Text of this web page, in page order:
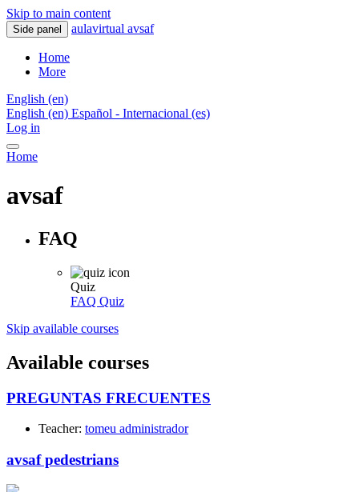
Skip to main content
Side panel aulavirtual avsaf
Home
More
English ‎(en)‎
English ‎(en)‎ Español - Internacional ‎(es)‎
Log in
Home
avsaf
FAQ
Quiz
FAQ Quiz
Skip available courses
Available courses
PREGUNTAS FRECUENTES
Teacher: tomeu administrador
avsaf pedestrians